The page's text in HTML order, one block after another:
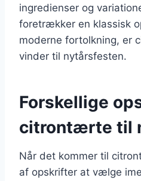
ingredienser og
foretrækker en klassisk
moderne fortolkning, er
vinder til nytårsfesten.
Forskellige
citrontærte til
Når det kommer til
af opskrifter at vælge